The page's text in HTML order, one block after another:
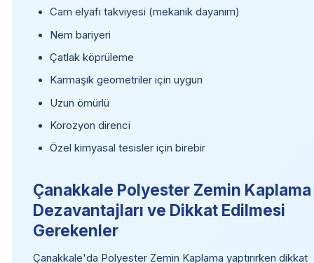
Cam elyafı takviyesi (mekanik dayanım)
Nem bariyeri
Çatlak köprüleme
Karmaşık geometriler için uygun
Uzun ömürlü
Korozyon direnci
Özel kimyasal tesisler için birebir
Çanakkale Polyester Zemin Kaplama
Dezavantajları ve Dikkat Edilmesi
Gerekenler
Çanakkale'da Polyester Zemin Kaplama yaptırırken dikkat